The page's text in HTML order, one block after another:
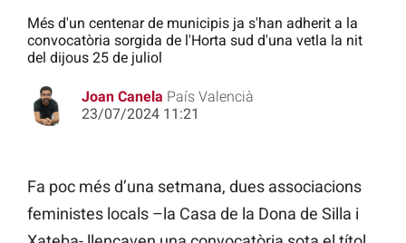
Més d'un centenar de municipis ja s'han adherit a la
convocatòria sorgida de l'Horta sud d'una vetla la nit
del dijous 25 de juliol
Joan Canela País Valencià
23/07/2024 11:21
Fa poc més d’una setmana, dues associacions
feministes locals –la Casa de la Dona de Silla i